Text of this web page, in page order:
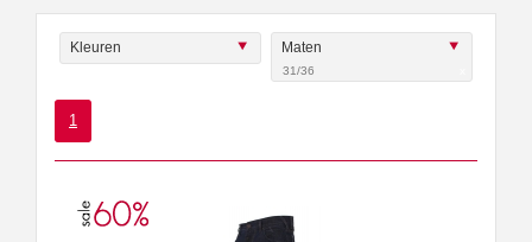
Kleuren Maten
31/36
1